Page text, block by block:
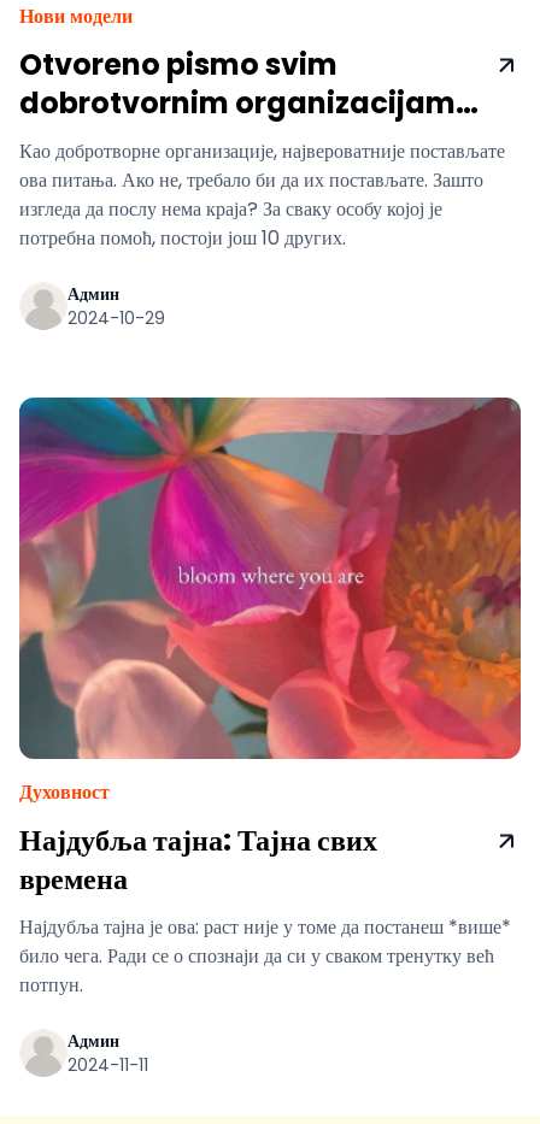
Нови модели
Otvoreno pismo svim
dobrotvornim organizacijama
– Novi način
Као добротворне организације, највероватније постављате
ова питања. Ако не, требало би да их постављате. Зашто
изгледа да послу нема краја? За сваку особу којој је
потребна помоћ, постоји још 10 других.
Админ
2024-10-29
Духовност
Најдубља тајна: Тајна свих
времена
Најдубља тајна је ова: раст није у томе да постанеш *више*
било чега. Ради се о спознаји да си у сваком тренутку већ
потпун.
Админ
2024-11-11